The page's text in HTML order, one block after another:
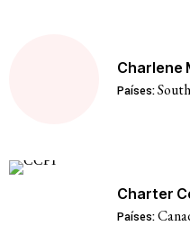
Charlene
Países:
Charter
Países: